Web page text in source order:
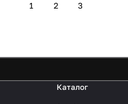
1 2 3
Каталог